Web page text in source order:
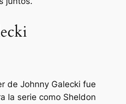
de Johnny Galecki fue
la serie como Sheldon